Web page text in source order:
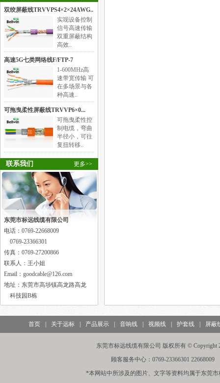
双绞屏蔽线TRVVPS4×2×24AWG..
实现设备控制
信号高速传输
双重屏蔽结构
高效..
高速5G七类网络线F/FTP-7
1-600MHz高
速带宽传输 可
在多场景与各
种高速..
可拖曳柔性屏蔽线TRVVP6×0...
可拖曳柔性控
制电缆，弯曲
半径小，可往
复扭转移..
更多>>
联系我们
东莞市标远线缆有限公司
电话： 0769-22668009
0769-23366301
传真：0769-27200866
联系人：王小姐
Email：goodcable@126.com
地址：东莞市高埗镇高龙路高龙
科技园B栋
首页 关于远标 产品展示 音响线 视频线 护套线 屏蔽
东莞市标远线缆有限公司 版权所有 © Copyright
顾客服务中心：0769-23366301 22668009
*本网站中所涉及的图片、文字等资料均属于东莞